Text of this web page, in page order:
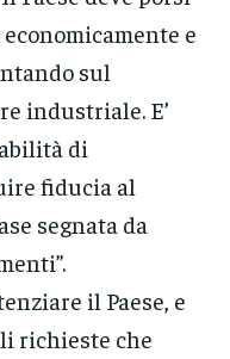
e
sul
industriale. E’
di
fiducia al
segnata da
il Paese, e
richieste che